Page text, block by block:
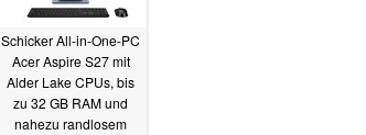
Schicker All-in-One-PC
Acer Aspire S27 mit
Alder Lake CPUs, bis
zu 32 GB RAM und
nahezu randlosem